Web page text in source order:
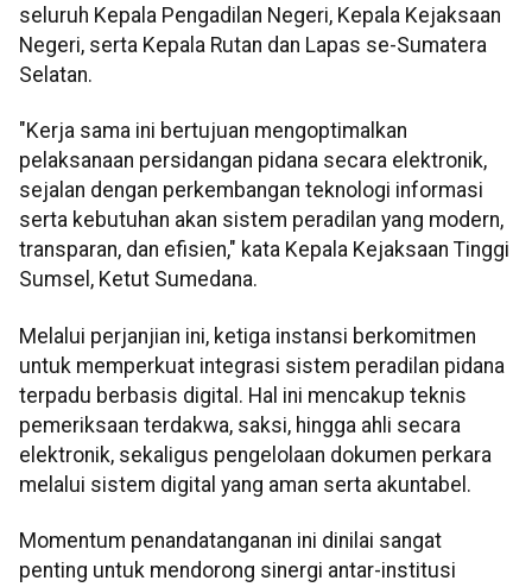
seluruh Kepala Pengadilan Negeri, Kepala Kejaksaan
Negeri, serta Kepala Rutan dan Lapas se-Sumatera
Selatan.
"Kerja sama ini bertujuan mengoptimalkan
pelaksanaan persidangan pidana secara elektronik,
sejalan dengan perkembangan teknologi informasi
serta kebutuhan akan sistem peradilan yang modern,
transparan, dan efisien," kata Kepala Kejaksaan Tinggi
Sumsel, Ketut Sumedana.
Melalui perjanjian ini, ketiga instansi berkomitmen
untuk memperkuat integrasi sistem peradilan pidana
terpadu berbasis digital. Hal ini mencakup teknis
pemeriksaan terdakwa, saksi, hingga ahli secara
elektronik, sekaligus pengelolaan dokumen perkara
melalui sistem digital yang aman serta akuntabel.
Momentum penandatanganan ini dinilai sangat
penting untuk mendorong sinergi antar-institusi